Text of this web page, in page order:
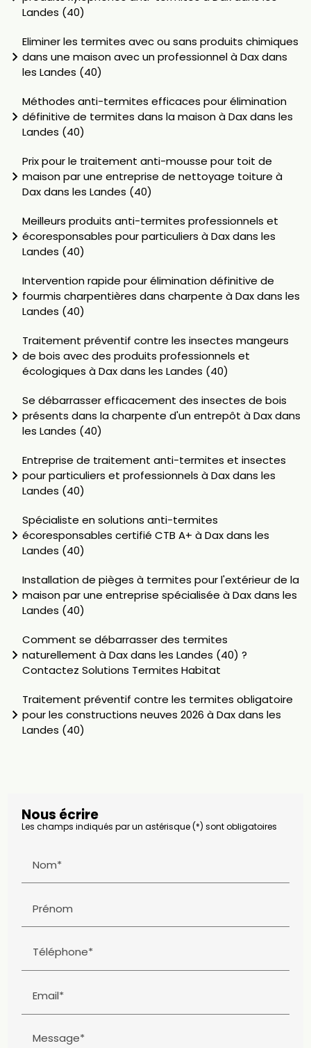
Landes (40)
Eliminer les termites avec ou sans produits chimiques
dans une maison avec un professionnel à Dax dans
les Landes (40)
Méthodes anti-termites efficaces pour élimination
définitive de termites dans la maison à Dax dans les
Landes (40)
Prix pour le traitement anti-mousse pour toit de
maison par une entreprise de nettoyage toiture à
Dax dans les Landes (40)
Meilleurs produits anti-termites professionnels et
écoresponsables pour particuliers à Dax dans les
Landes (40)
Intervention rapide pour élimination définitive de
fourmis charpentières dans charpente à Dax dans les
Landes (40)
Traitement préventif contre les insectes mangeurs
de bois avec des produits professionnels et
écologiques à Dax dans les Landes (40)
Se débarrasser efficacement des insectes de bois
présents dans la charpente d'un entrepôt à Dax dans
les Landes (40)
Entreprise de traitement anti-termites et insectes
pour particuliers et professionnels à Dax dans les
Landes (40)
Spécialiste en solutions anti-termites
écoresponsables certifié CTB A+ à Dax dans les
Landes (40)
Installation de pièges à termites pour l'extérieur de la
maison par une entreprise spécialisée à Dax dans les
Landes (40)
Comment se débarrasser des termites
naturellement à Dax dans les Landes (40) ?
Contactez Solutions Termites Habitat
Traitement préventif contre les termites obligatoire
pour les constructions neuves 2026 à Dax dans les
Landes (40)
Nous écrire
Les champs indiqués par un astérisque (*) sont obligatoires
Nom*
Prénom
Téléphone*
Email*
Message*